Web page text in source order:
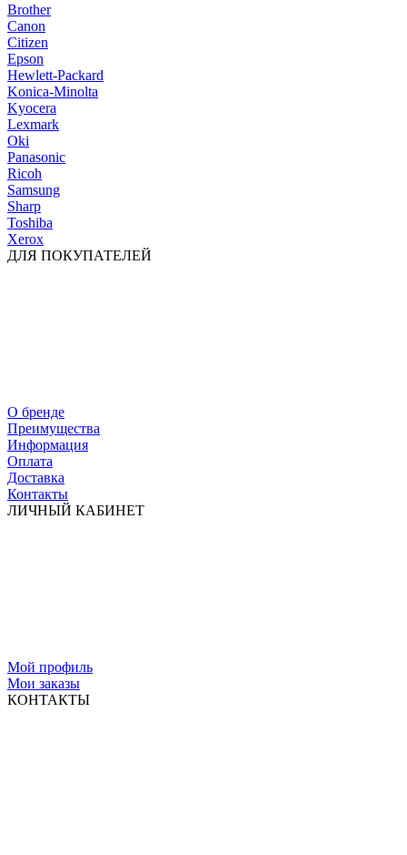
Brother
Canon
Citizen
Epson
Hewlett-Packard
Konica-Minolta
Kyocera
Lexmark
Oki
Panasonic
Ricoh
Samsung
Sharp
Toshiba
Xerox
ДЛЯ ПОКУПАТЕЛЕЙ
О бренде
Преимущества
Информация
Оплата
Доставка
Контакты
ЛИЧНЫЙ КАБИНЕТ
Мой профиль
Мои заказы
КОНТАКТЫ